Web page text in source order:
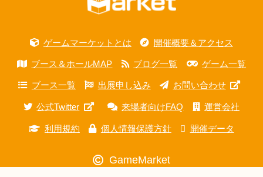
ゲームマーケットとは 開催概要＆アクセス
ブース＆ホールMAP ブログ一覧 ゲーム一覧
ブース一覧 出展申し込み お問い合わせ
公式Twitter 来場者向けFAQ 運営会社
利用規約 個人情報保護方針 開催データ
GameMarket